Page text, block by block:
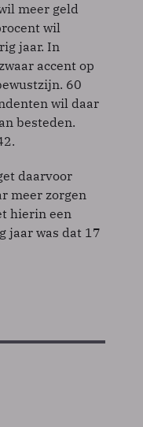
meer geld
wil
jaar. In
accent op
60
wil daar
besteden.
daarvoor
meer zorgen
hierin een
jaar was dat 17